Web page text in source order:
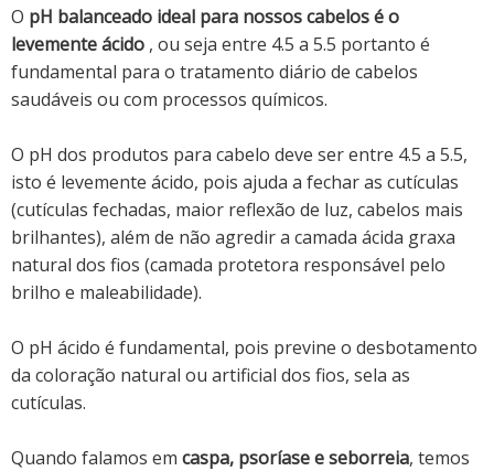
O pH balanceado ideal para nossos cabelos é o
levemente ácido , ou seja entre 4.5 a 5.5 portanto é
fundamental para o tratamento diário de cabelos
saudáveis ou com processos químicos.
O pH dos produtos para cabelo deve ser entre 4.5 a 5.5,
isto é levemente ácido, pois ajuda a fechar as cutículas
(cutículas fechadas, maior reflexão de luz, cabelos mais
brilhantes), além de não agredir a camada ácida graxa
natural dos fios (camada protetora responsável pelo
brilho e maleabilidade).
O pH ácido é fundamental, pois previne o desbotamento
da coloração natural ou artificial dos fios, sela as
cutículas.
Quando falamos em caspa, psoríase e seborreia, temos